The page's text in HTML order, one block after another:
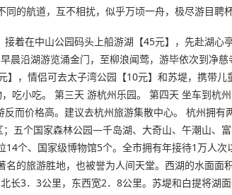
的航道，互不相扰，似乎万顷一舟，极尽游目聘杯
着在中山公园码头上船游湖【45元】，先赴湖心
晨沿湖游览涌金门，至柳浪闻莺，游毕依次到净
，情侣可去太子湾公园【10元】和苏堤，携带儿
吃小吃。 第三天 游杭州乐园。 第四天 坐车到杭
而价格高。建议去杭州旅游集散中心。 杭州拥有
五个国家森林公园—千岛湖、大奇山、午潮山、
个、国家级博物馆5个。全市拥有年接待1万人次
名的旅游胜地，也被誉为人间天堂。西湖的水面面
长3．3公里，东西宽2．8公里。苏堤和白提将湖